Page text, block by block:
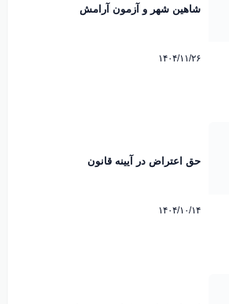
شاهین شهر و آزمون آرامش
۱۴۰۴/۱۱/۲۶
حق اعتراض در آیینه قانون
۱۴۰۴/۱۰/۱۴